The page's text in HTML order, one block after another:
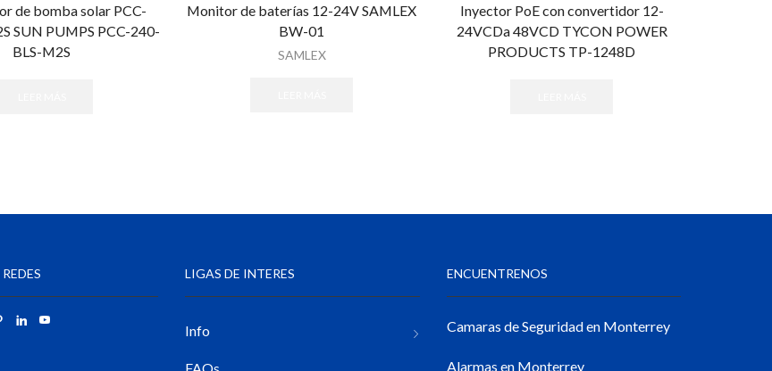
de bomba solar PCC-
SUN PUMPS PCC-240-
BLS-M2S
Monitor de baterías 12-24V SAMLEX
BW-01
SAMLEX
Inyector PoE con convertidor 12-
24VCDa 48VCD TYCON POWER
PRODUCTS TP-1248D
LIGAS DE INTERES
Info
ENCUENTRENOS
Camaras de Seguridad en Monterrey
Alarmas en Monterrey